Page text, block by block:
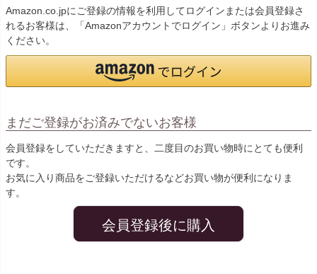
Amazon.co.jpにご登録の情報を利用してログインまたは会員登録さ
れるお客様は、「Amazonアカウントでログイン」ボタンよりお進み
ください。
まだご登録がお済みでないお客様
会員登録をしていただきますと、二度目のお買い物時にとても便利
です。
お気に入り商品をご登録いただけるなどお買い物が便利になりま
す。
会員登録後に購入